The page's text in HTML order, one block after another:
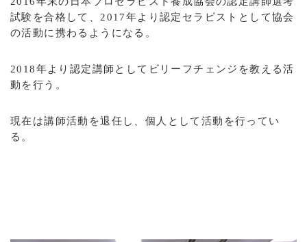
試験を合格して、2017年より認定セラピストとして協会
の活動に携わるようになる。
2018年より認定講師としてビリーフチェンジを教える活
動を行う。
現在は講師活動を退任し、個人として活動を行ってい
る。